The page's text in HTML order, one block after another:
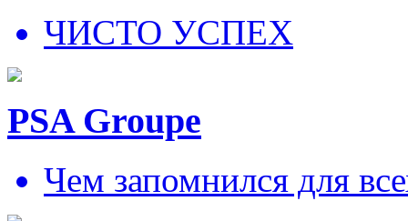
ЧИСТО УСПЕХ
PSA Groupe
Чем запомнился для